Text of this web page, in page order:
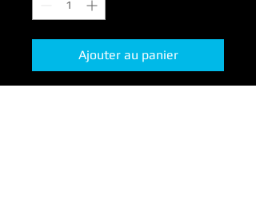
Ajouter au panier